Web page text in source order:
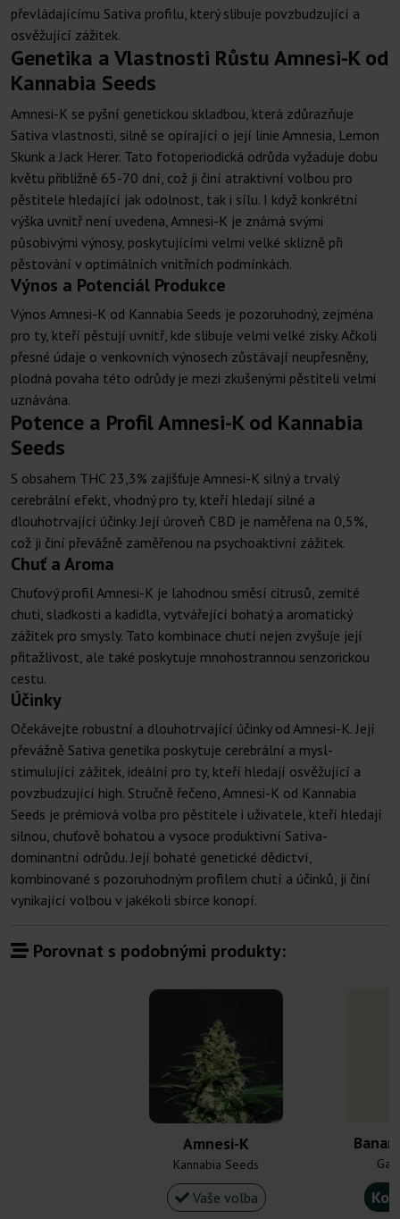
převládajícímu Sativa profilu, který slibuje povzbudzující a
osvěžující zážitek.
Genetika a Vlastnosti Růstu Amnesi-K od
Kannabia Seeds
Amnesi-K se pyšní genetickou skladbou, která zdůrazňuje
Sativa vlastnosti, silně se opírající o její linie Amnesia, Lemon
Skunk a Jack Herer. Tato fotoperiodická odrůda vyžaduje dobu
květu přibližně 65-70 dní, což ji činí atraktivní volbou pro
pěstitele hledající jak odolnost, tak i sílu. I když konkrétní
výška uvnitř není uvedena, Amnesi-K je známá svými
působivými výnosy, poskytujícími velmi velké sklizně při
pěstování v optimálních vnitřních podmínkách.
Výnos a Potenciál Produkce
Výnos Amnesi-K od Kannabia Seeds je pozoruhodný, zejména
pro ty, kteří pěstují uvnitř, kde slibuje velmi velké zisky. Ačkoli
přesné údaje o venkovních výnosech zůstávají neupřesněny,
plodná povaha této odrůdy je mezi zkušenými pěstiteli velmi
uznávána.
Potence a Profil Amnesi-K od Kannabia
Seeds
S obsahem THC 23,3% zajišťuje Amnesi-K silný a trvalý
cerebrální efekt, vhodný pro ty, kteří hledají silné a
dlouhotrvající účinky. Její úroveň CBD je naměřena na 0,5%,
což ji činí převážně zaměřenou na psychoaktivní zážitek.
Chuť a Aroma
Chuťový profil Amnesi-K je lahodnou směsí citrusů, zemité
chuti, sladkosti a kadidla, vytvářející bohatý a aromatický
zážitek pro smysly. Tato kombinace chutí nejen zvyšuje její
přitažlivost, ale také poskytuje mnohostrannou senzorickou
cestu.
Účinky
Očekávejte robustní a dlouhotrvající účinky od Amnesi-K. Její
převážně Sativa genetika poskytuje cerebrální a mysl-
stimulující zážitek, ideální pro ty, kteří hledají osvěžující a
povzbudzující high. Stručně řečeno, Amnesi-K od Kannabia
Seeds je prémiová volba pro pěstitele i uživatele, kteří hledají
silnou, chuťově bohatou a vysoce produktivní Sativa-
dominantní odrůdu. Její bohaté genetické dědictví,
kombinované s pozoruhodným profilem chutí a účinků, ji činí
vynikající volbou v jakékoli sbírce konopí.
Porovnat s podobnými produkty:
Amnesi-K
Kannabia Seeds
Vaše volba